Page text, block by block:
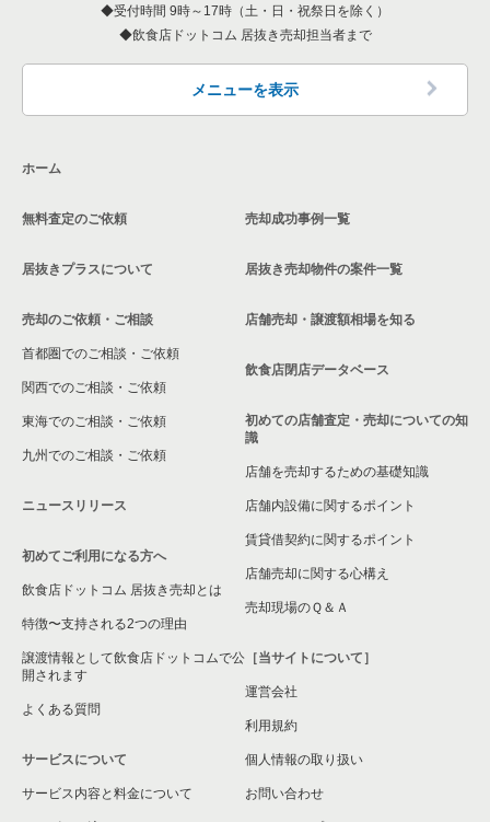
大阪市天王寺区の飲食店の居抜き売却物件の案件一覧
高石市の飲食店の居抜き売却物件の案件一覧
大阪市鶴見区の飲食店の居抜き売却物件の案件一覧
大阪市浪速区の飲食店の居抜き売却物件の案件一覧
八尾市の飲食店の居抜き売却物件の案件一覧
大東市の飲食店の居抜き売却物件の案件一覧
箕面市の飲食店の居抜き売却物件の案件一覧
大阪市淀川区の飲食店の居抜き売却物件の案件一覧
大阪市東成区の飲食店の居抜き売却物件の案件一覧
大阪市城東区の飲食店の居抜き売却物件の案件一覧
大阪市旭区の飲食店の居抜き売却物件の案件一覧
和泉市の飲食店の居抜き売却物件の案件一覧
池田市の飲食店の居抜き売却物件の案件一覧
大阪市大正区の飲食店の居抜き売却物件の案件一覧
大阪府の洋食の居抜き売却物件の案件一覧
大阪府のその他の居抜き売却物件の案件一覧
受付時間 9時～17時（土・日・祝祭日を除く）
飲食店ドットコム 居抜き売却担当者まで
メニューを表示
ホーム
無料査定のご依頼
居抜きプラスについて
売却のご依頼・ご相談
首都圏でのご相談・ご依頼
関西でのご相談・ご依頼
東海でのご相談・ご依頼
九州でのご相談・ご依頼
ニュースリリース
初めてご利用になる方へ
飲食店ドットコム 居抜き売却とは
特徴〜支持される2つの理由
譲渡情報として飲食店ドットコムで公
開されます
よくある質問
サービスについて
サービス内容と料金について
売却成功事例一覧
居抜き売却物件の案件一覧
店舗売却・譲渡額相場を知る
飲食店閉店データベース
初めての店舗査定・売却についての知
識
店舗を売却するための基礎知識
店舗内設備に関するポイント
賃貸借契約に関するポイント
店舗売却に関する心構え
売却現場のＱ＆Ａ
［当サイトについて］
運営会社
利用規約
個人情報の取り扱い
お問い合わせ